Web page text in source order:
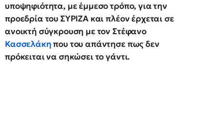
υποψηφιότητα, με έμμεσο τρόπο, για την
προεδρία του ΣΥΡΙΖΑ και πλέον έρχεται σε
ανοικτή σύγκρουση με τον Στέφανο
Κασσελάκηπου του απάντησε πως δεν
πρόκειται να σηκώσει το γάντι.